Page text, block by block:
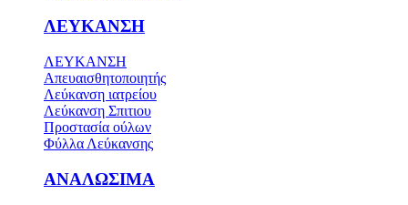
ΛΕΥΚΑΝΣΗ
ΛΕΥΚΑΝΣΗ
Απευαισθητοποιητής
Λεύκανση ιατρείου
Λεύκανση Σπιτιου
Προστασία ούλων
Φύλλα Λεύκανσης
ΑΝΑΛΩΣΙΜΑ